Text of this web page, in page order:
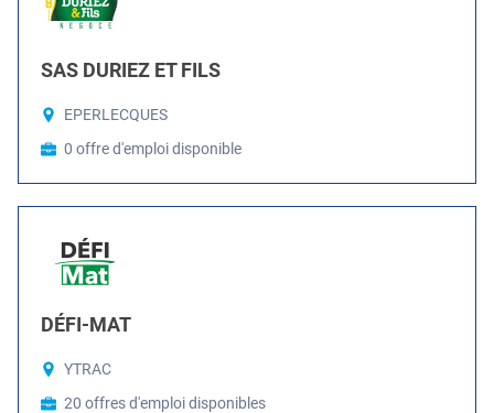
SAS DURIEZ ET FILS
EPERLECQUES
0 offre d'emploi disponible
DÉFI-MAT
YTRAC
20 offres d'emploi disponibles